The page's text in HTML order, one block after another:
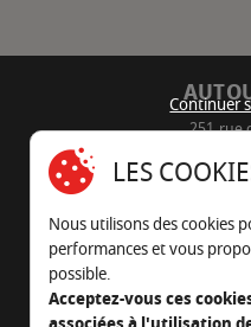
251 rue
05
Nous
Continuer
LES
Nous utilisons des cookies
performances et vous
possible.
Acceptez-vous ces